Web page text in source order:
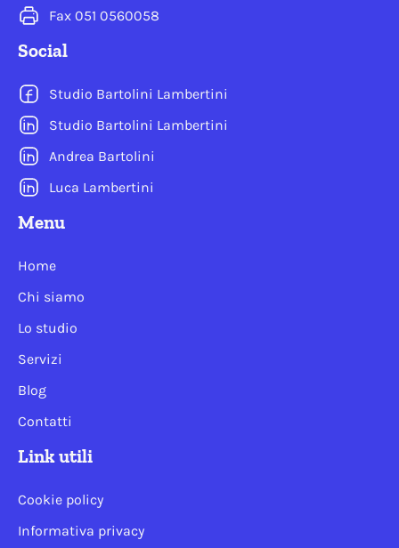
Fax 051 0560058
Social
Studio Bartolini Lambertini
Studio Bartolini Lambertini
Andrea Bartolini
Luca Lambertini
Menu
Home
Chi siamo
Lo studio
Servizi
Blog
Contatti
Link utili
Cookie policy
Informativa privacy